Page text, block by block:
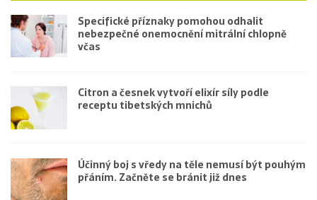
Specifické příznaky pomohou odhalit
nebezpečné onemocnění mitrální chlopně
včas
Citron a česnek vytvoří elixír síly podle
receptu tibetských mnichů
Účinný boj s vředy na těle nemusí být pouhým
přáním. Začněte se bránit již dnes